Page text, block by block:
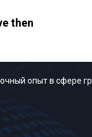
then
опыт в сфере